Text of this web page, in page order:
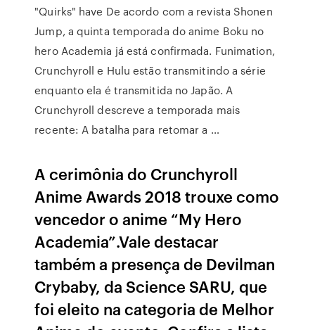
"Quirks" have De acordo com a revista Shonen
Jump, a quinta temporada do anime Boku no
hero Academia já está confirmada. Funimation,
Crunchyroll e Hulu estão transmitindo a série
enquanto ela é transmitida no Japão. A
Crunchyroll descreve a temporada mais
recente: A batalha para retomar a …
A cerimônia do Crunchyroll
Anime Awards 2018 trouxe como
vencedor o anime “My Hero
Academia”.Vale destacar
também a presença de Devilman
Crybaby, da Science SARU, que
foi eleito na categoria de Melhor